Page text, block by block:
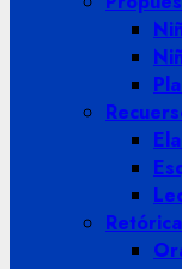
Retórica